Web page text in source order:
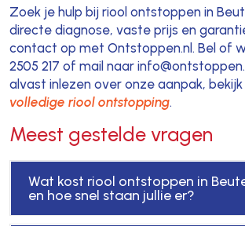
Zoek je hulp bij riool ontstoppen in
directe diagnose, vaste prijs en
contact op met Ontstoppen.nl. Bel of
2505 217 of mail naar
alvast inlezen over onze aanpak,
volledige riool ontstopping.
Meest gestelde vragen
Wat kost riool ontstoppen in
en hoe snel staan jullie er?